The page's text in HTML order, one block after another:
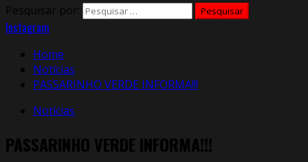
Pesquisar por:
Instagram
Home
Notícias
PASSARINHO VERDE INFORMA!!!
Notícias
PASSARINHO VERDE INFORMA!!!